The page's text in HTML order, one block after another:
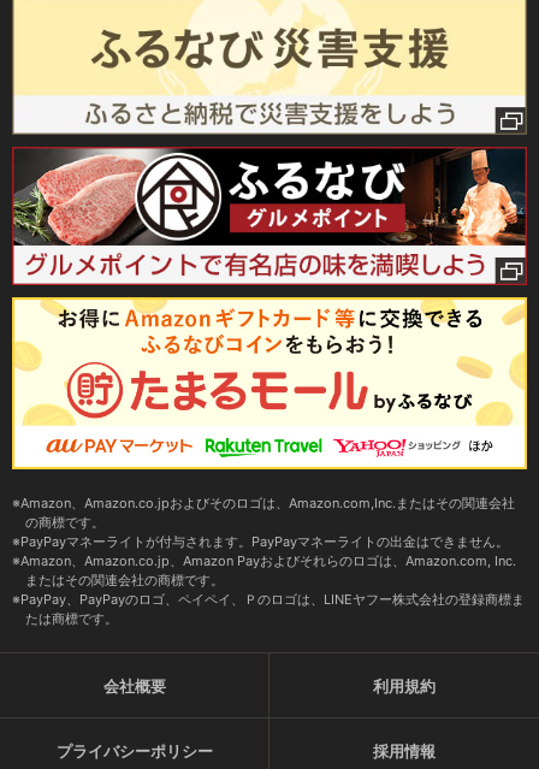
Amazon、Amazon.co.jpおよびそのロゴは、Amazon.com,Inc.またはその関連会社
の商標です。
PayPayマネーライトが付与されます。PayPayマネーライトの出金はできません。
Amazon、Amazon.co.jp、Amazon Payおよびそれらのロゴは、Amazon.com, Inc.
またはその関連会社の商標です。
PayPay、PayPayのロゴ、ペイペイ、Ｐのロゴは、LINEヤフー株式会社の登録商標ま
たは商標です。
会社概要 利用規約
プライバシーポリシー 採用情報